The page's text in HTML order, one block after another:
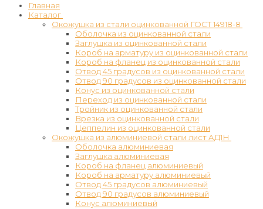
Главная
Каталог
Окожушка из стали оцинкованной ГОСТ 14918-8
Оболочка из оцинкованной стали
Заглушка из оцинкованной стали
Короб на арматуру из оцинкованной стали
Короб на фланец из оцинкованной стали
Отвод 45 градусов из оцинкованной стали
Отвод 90 градусов из оцинкованной стали
Конус из оцинкованной стали
Переход из оцинкованной стали
Тройник из оцинкованной стали
Врезка из оцинкованной стали
Цеппелин из оцинкованной стали
Окожушка из алюминиевой стали лист АД1Н
Оболочка алюминиевая
Заглушка алюминиевая
Короб на фланец алюминиевый
Короб на арматуру алюминиевый
Отвод 45 градусов алюминиевый
Отвод 90 градусов алюминиевый
Конус алюминиевый